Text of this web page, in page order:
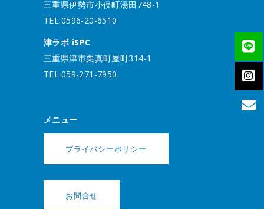
三重県伊勢市小俣町湯田748-1
TEL:0596-20-6510
津ラボ iSPC
三重県津市栗真町屋町314-1
TEL:059-271-7950
メニュー
プライバシーポリシー
お問合せ